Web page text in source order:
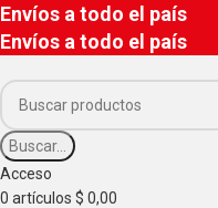
Envíos a todo el país
Envíos a todo el país
Buscar...
Acceso
0 artículos $ 0,00